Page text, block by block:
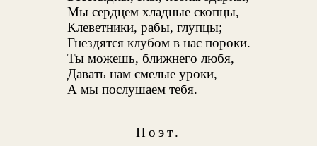
Мы сердцем хладные скопцы,
Клеветники, рабы, глупцы;
Гнездятся клубом в нас пороки.
Ты можешь, ближнего любя,
Давать нам смелые уроки,
А мы послушаем тебя.
Поэт.